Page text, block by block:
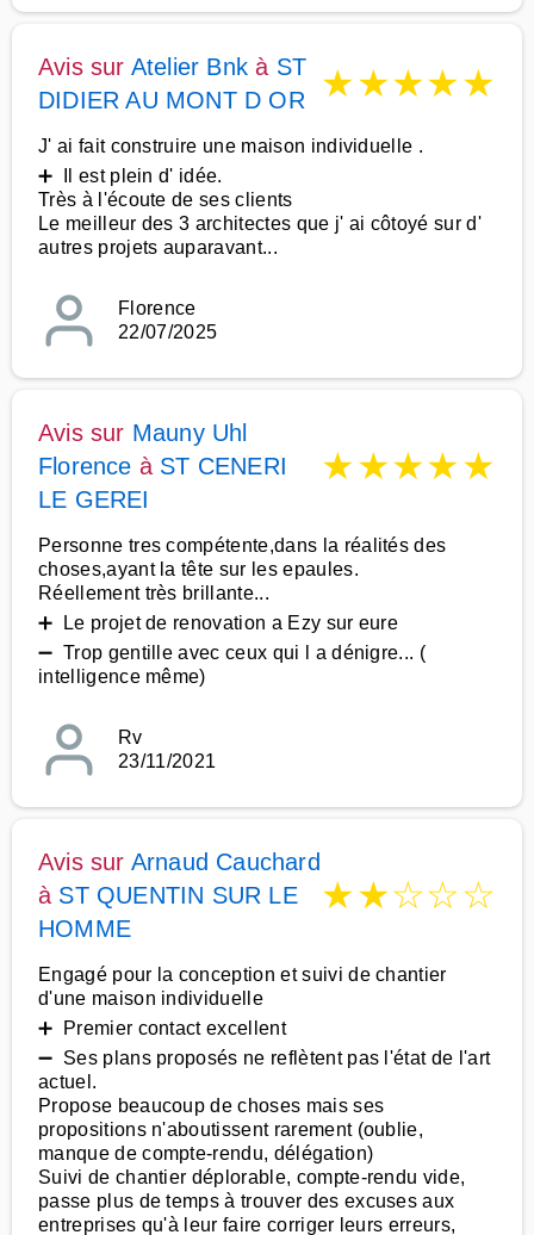
Avis sur Atelier Bnk à ST
DIDIER AU MONT D OR
★★★★★
J' ai fait construire une maison individuelle .
➕ Il est plein d' idée.
Très à l'écoute de ses clients
Le meilleur des 3 architectes que j' ai côtoyé sur d'
autres projets auparavant...
Florence
22/07/2025
Avis sur Mauny Uhl
Florence à ST CENERI
LE GEREI
★★★★★
Personne tres compétente,dans la réalités des
choses,ayant la tête sur les epaules.
Réellement très brillante...
➕ Le projet de renovation a Ezy sur eure
➖ Trop gentille avec ceux qui l a dénigre... (
intelligence même)
Rv
23/11/2021
Avis sur Arnaud Cauchard
à ST QUENTIN SUR LE
HOMME
★★☆☆☆
Engagé pour la conception et suivi de chantier
d'une maison individuelle
➕ Premier contact excellent
➖ Ses plans proposés ne reflètent pas l'état de l'art
actuel.
Propose beaucoup de choses mais ses
propositions n'aboutissent rarement (oublie,
manque de compte-rendu, délégation)
Suivi de chantier déplorable, compte-rendu vide,
passe plus de temps à trouver des excuses aux
entreprises qu'à leur faire corriger leurs erreurs,